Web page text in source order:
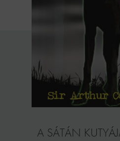
A SÁTÁN